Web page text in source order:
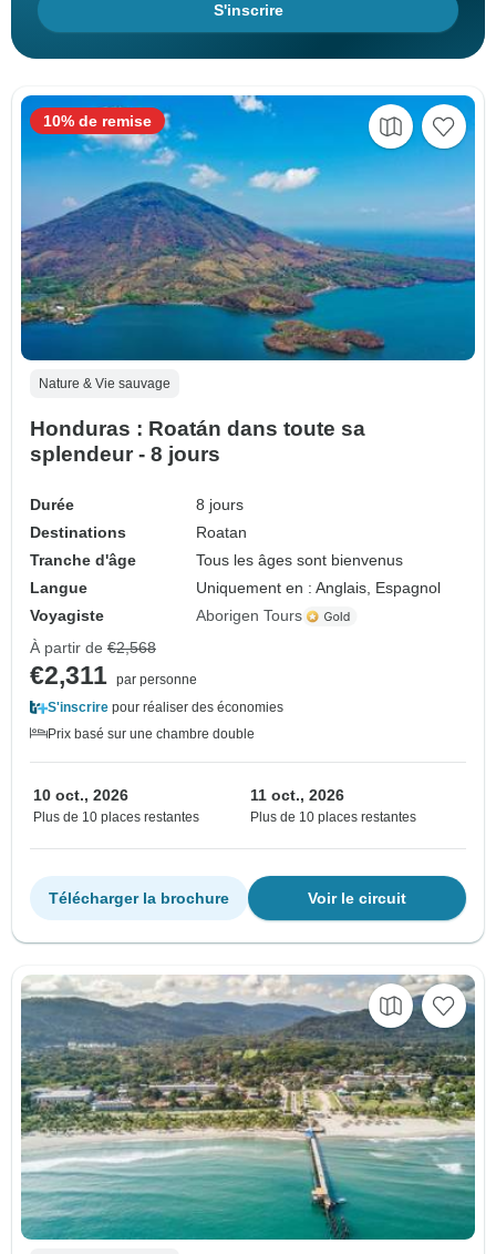
S'inscrire
Nature & Vie sauvage
Honduras : Roatán dans toute sa
splendeur - 8 jours
Durée
8 jours
Destinations
Roatan
Tranche d'âge
Tous les âges sont bienvenus
Langue
Uniquement en : Anglais, Espagnol
Voyagiste
Aborigen Tours
10% de remise
À partir de €2,568
€2,311 par personne
S'inscrire pour réaliser des économies
Prix basé sur une chambre double
10 oct., 2026
Plus de 10 places restantes
11 oct., 2026
Plus de 10 places restantes
Voir le circuit
Télécharger la brochure